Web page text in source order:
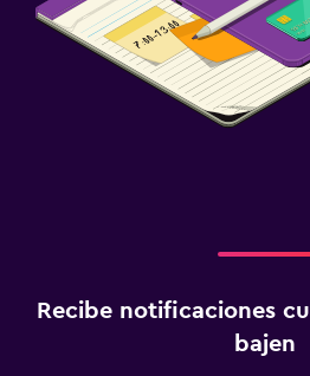
Recibe notificaciones
bajen